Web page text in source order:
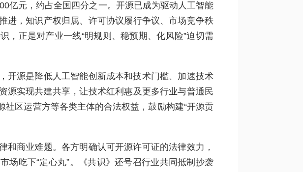
亿元，约占全国四分之一。开源已成为驱动人工智能
进，知识产权归属、许可协议履行争议、市场竞争秩
，正是对产业一线“明规则、稳预期、化风险”迫切需
开源是降低人工智能创新成本和技术门槛、加速技术
源实现共建共享，让技术红利惠及更多行业与普通民
区运营方等各类主体的合法权益，鼓励构建“开源贡
商业难题。各方明确认可开源许可证的法律效力，
场吃下“定心丸”。《共识》还号召行业共同抵制抄袭